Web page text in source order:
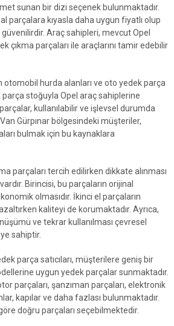
sunan bir dizi seçenek bulunmaktadır.
parçalara kıyasla daha uygun fiyatlı olup
Araç sahipleri, mevcut Opel
çıkma parçaları ile araçlarını tamir edebilir
otomobil hurda alanları ve oto yedek parça
parça stoğuyla Opel araç sahiplerine
kullanılabilir ve işlevsel durumda
Gürpınar bölgesindeki müşteriler,
bulmak için bu kaynaklara
parçaları tercih edilirken dikkate alınması
Birincisi, bu parçaların orijinal
olmasıdır. İkinci el parçaların
kaliteyi de korumaktadır. Ayrıca,
ve tekrar kullanılması çevresel
sahiptir.
parça satıcıları, müşterilere geniş bir
uygun yedek parçalar sunmaktadır.
parçaları, şanzıman parçaları, elektronik
kapılar ve daha fazlası bulunmaktadır.
doğru parçaları seçebilmektedir.